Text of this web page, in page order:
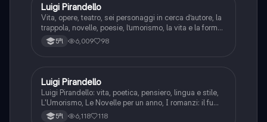
Italiano
Luigi Pirandello
Vita, opere, teatro, sei personaggi in cerca d’autore, la
trappola, novelle, poesie, l’umorismo, la vita e la forma,
frantumazione dell’Io, la civiltà moderna e
l’alienazione, il treno ha fischiato, canta l’epistola, i
5ªl 6,009 98
Italiano
Luigi Pirandello
Luigi Pirandello: vita, poetica, pensiero, lingua e stile,
L'Umorismo, Le Novelle per un anno, I romanzi: il fu
Mattia Pascal, Quaderni di Serafino Gubbio operatore;
5ªl 6,118 118